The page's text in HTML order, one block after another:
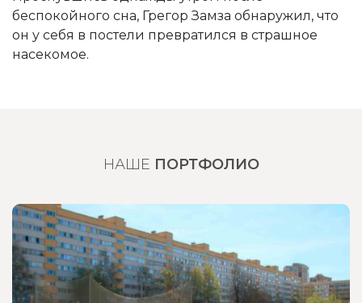
беспокойного сна, Грегор Замза обнаружил, что
он у себя в постели превратился в страшное
насекомое.
НАШЕ ПОРТФОЛИО